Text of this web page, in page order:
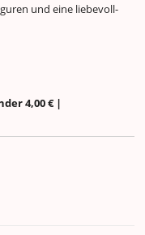
und eine liebevoll-
4,00 € |